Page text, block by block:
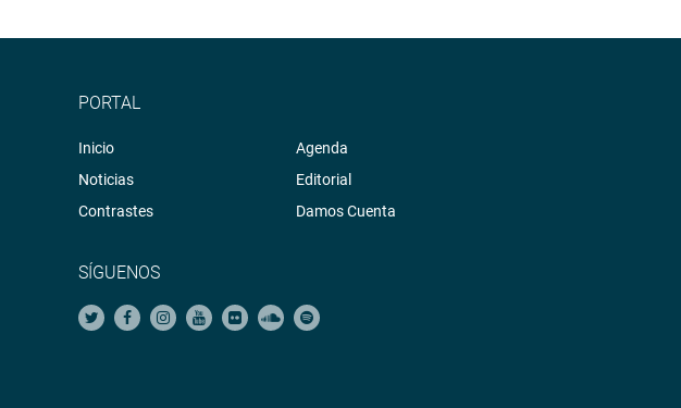
PORTAL
Inicio
Noticias
Contrastes
Agenda
Editorial
Damos Cuenta
SÍGUENOS